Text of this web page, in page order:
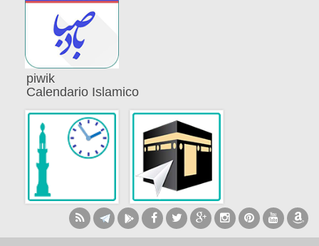
piwik
Calendario Islamico